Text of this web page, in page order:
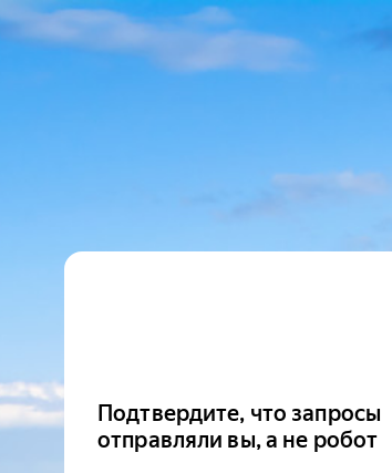
Подтвердите, что запросы
отправляли вы, а не робот